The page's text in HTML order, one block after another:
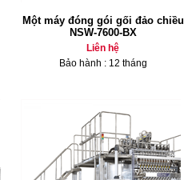
Một máy đóng gói gối đảo chiều
NSW-7600-BX
Liên hệ
Bảo hành : 12 tháng